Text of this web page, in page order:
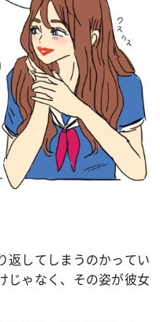
返してしまうのかってい
じゃなく、その姿が彼女